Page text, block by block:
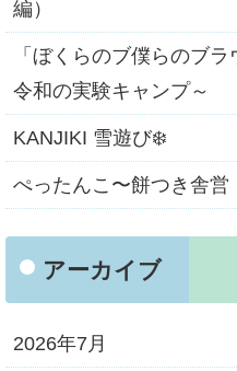
編）
「ぼくらのブ僕らのブラ
令和の実験キャンプ～
KANJIKI 雪遊び❄️
ぺったんこ〜餅つき舎営
アーカイブ
2026年7月